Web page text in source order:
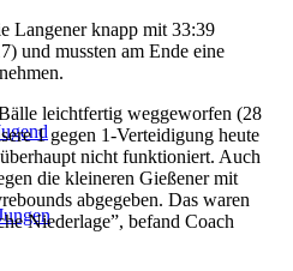
Langener knapp mit 33:39
und mussten am Ende eine
leichtfertig weggeworfen (28
1 gegen 1-Verteidigung heute
nicht funktioniert. Auch
die kleineren Gießener mit
abgegeben. Das waren
Niederlage”, befand Coach